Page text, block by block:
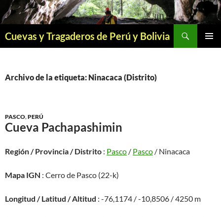
Saltar
al
Cuevas y Tragaderos de Perú y Bolivia
Archivo de la etiqueta: Ninacaca (Distrito)
PASCO,PERÚ
Cueva Pachapashimin
Región / Provincia / Distrito : Pasco / Pasco / Ninacaca
Mapa IGN : Cerro de Pasco (22-k)
Longitud / Latitud / Altitud : -76,1174 / -10,8506 / 4250 m